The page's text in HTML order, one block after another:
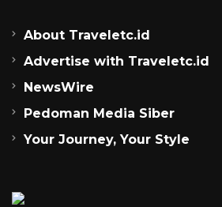
About Traveletc.id
Advertise with Traveletc.id
NewsWire
Pedoman Media Siber
Your Journey, Your Style